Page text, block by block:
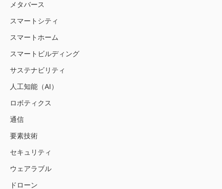
メタバース
スマートシティ
スマートホーム
スマートビルディング
サステナビリティ
人工知能（AI）
ロボティクス
通信
要素技術
セキュリティ
ウェアラブル
ドローン